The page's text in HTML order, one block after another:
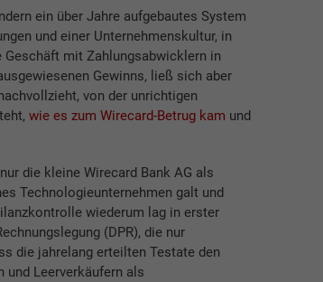
ein über Jahre aufgebautes System
und einer Unternehmenskultur, in
mit Zahlungsabwicklern in
Gewinns, ließ sich aber
von der unrichtigen
wie es zum Wirecard-Betrug kam und
die kleine Wirecard Bank AG als
Technologieunternehmen galt und
wiederum lag in erster
(DPR), die nur
die jahrelang erteilten Testate den
und Leerverkäufern als